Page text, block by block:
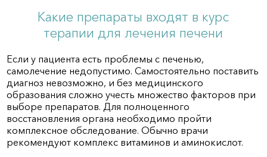
Какие препараты входят в курс
терапии для лечения печени
Если у пациента есть проблемы с печенью,
самолечение недопустимо. Самостоятельно поставить
диагноз невозможно, и без медицинского
образования сложно учесть множество факторов при
выборе препаратов. Для полноценного
восстановления органа необходимо пройти
комплексное обследование. Обычно врачи
рекомендуют комплекс витаминов и аминокислот.